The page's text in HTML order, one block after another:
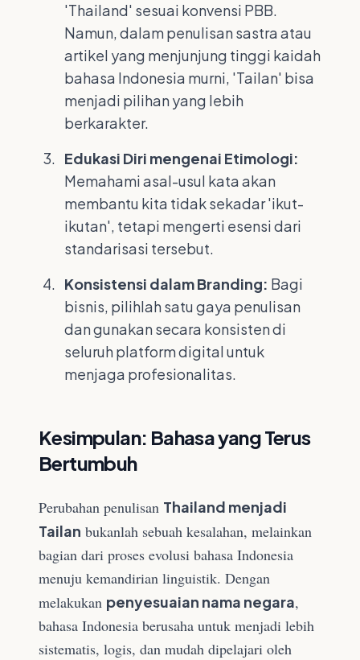
'Thailand' sesuai konvensi PBB.
Namun, dalam penulisan sastra atau
artikel yang menjunjung tinggi kaidah
bahasa Indonesia murni, 'Tailan' bisa
menjadi pilihan yang lebih
berkarakter.
Edukasi Diri mengenai Etimologi:
Memahami asal-usul kata akan
membantu kita tidak sekadar 'ikut-
ikutan', tetapi mengerti esensi dari
standarisasi tersebut.
Konsistensi dalam Branding: Bagi
bisnis, pilihlah satu gaya penulisan
dan gunakan secara konsisten di
seluruh platform digital untuk
menjaga profesionalitas.
Kesimpulan: Bahasa yang Terus
Bertumbuh
Perubahan penulisan Thailand menjadi
Tailan bukanlah sebuah kesalahan, melainkan
bagian dari proses evolusi bahasa Indonesia
menuju kemandirian linguistik. Dengan
melakukan penyesuaian nama negara,
bahasa Indonesia berusaha untuk menjadi lebih
sistematis, logis, dan mudah dipelajari oleh